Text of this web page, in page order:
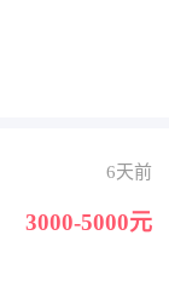
6天前
3000-5000元